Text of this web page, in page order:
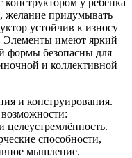
желание придумывать
устойчив к износу
Элементы имеют яркий
формы безопасны для
и коллективной
и конструирования.
целеустремлённость.
способности,
мышление.